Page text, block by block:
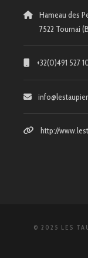
Hameau des
7522 Tournai
+32(0)491 527
http://
© 2025 LES